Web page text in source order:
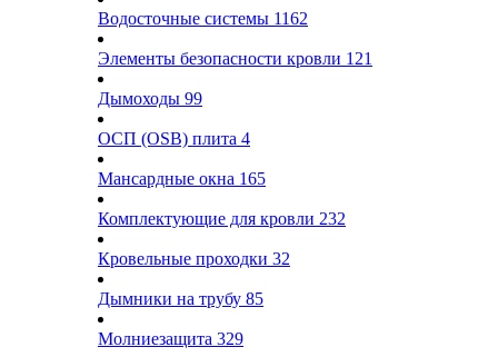
Водосточные системы 1162
Элементы безопасности кровли 121
Дымоходы 99
ОСП (OSB) плита 4
Мансардные окна 165
Комплектующие для кровли 232
Кровельные проходки 32
Дымники на трубу 85
Молниезащита 329